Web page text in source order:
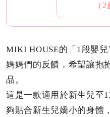
（
MIKI HOUSE的「1段嬰
媽媽們的反饋，希望讓抱
品。
這是一款適用於新生兒至
夠貼合新生兒嬌小的身體